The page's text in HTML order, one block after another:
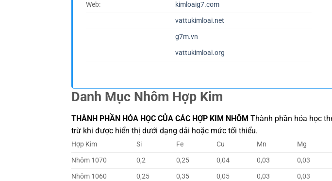
Web:
kimloaig7.com
vattukimloai.net
g7m.vn
vattukimloai.org
Danh Mục Nhôm Hợp Kim
THÀNH PHẦN HÓA HỌC CỦA CÁC HỢP KIM NHÔM Thành phần hóa học
trừ khi được hiển thị dưới dạng dải hoặc mức tối thiểu.
Hợp Kim Si Fe Cu Mn Mg
Nhôm 1070
0,2 0,25 0,04 0,03 0,03
Nhôm 1060
0,25 0,35 0,05 0,03 0,03